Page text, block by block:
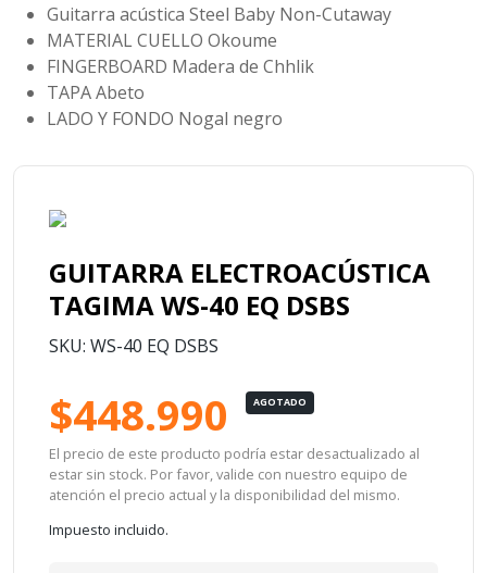
Guitarra acústica Steel Baby Non-Cutaway
MATERIAL CUELLO Okoume
FINGERBOARD Madera de Chhlik
TAPA Abeto
LADO Y FONDO Nogal negro
GUITARRA ELECTROACÚSTICA
TAGIMA WS-40 EQ DSBS
SKU: WS-40 EQ DSBS
$448.990 AGOTADO
El precio de este producto podría estar desactualizado al
estar sin stock. Por favor, valide con nuestro equipo de
atención el precio actual y la disponibilidad del mismo.
Impuesto incluido.